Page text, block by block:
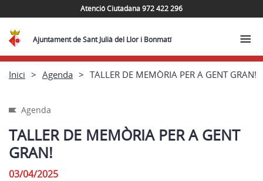
Atenció Ciutadana 972 422 296
Ajuntament de Sant Julià del Llor i Bonmatí
Inici Agenda TALLER DE MEMÒRIA PER A GENT GRAN!
Agenda
TALLER DE MEMÒRIA PER A GENT
GRAN!
03/04/2025